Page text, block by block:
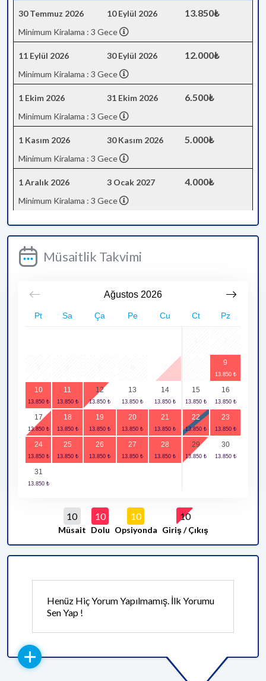
30 Temmuz 2026 10 Eylül 2026 13.850₺
Minimum Kiralama : 3 Gece
11 Eylül 2026 30 Eylül 2026 12.000₺
Minimum Kiralama : 3 Gece
1 Ekim 2026 31 Ekim 2026 6.500₺
Minimum Kiralama : 3 Gece
1 Kasım 2026 30 Kasım 2026 5.000₺
Minimum Kiralama : 3 Gece
1 Aralık 2026 3 Ocak 2027 4.000₺
Minimum Kiralama : 3 Gece
Müsaitlik Takvimi
Ağustos 2026
Pt Sa Ça Pe Cu Ct Pz
7
9
10 11 12 13 14 15 16
17 18 19 20 21 22 23
24 25 26 27 28 29 30
31
10
Müsait
10
Dolu
10
Opsiyonda
10
Giriş / Çıkış
Henüz Hiç Yorum Yapılmamış. İlk Yorumu
Sen Yap !